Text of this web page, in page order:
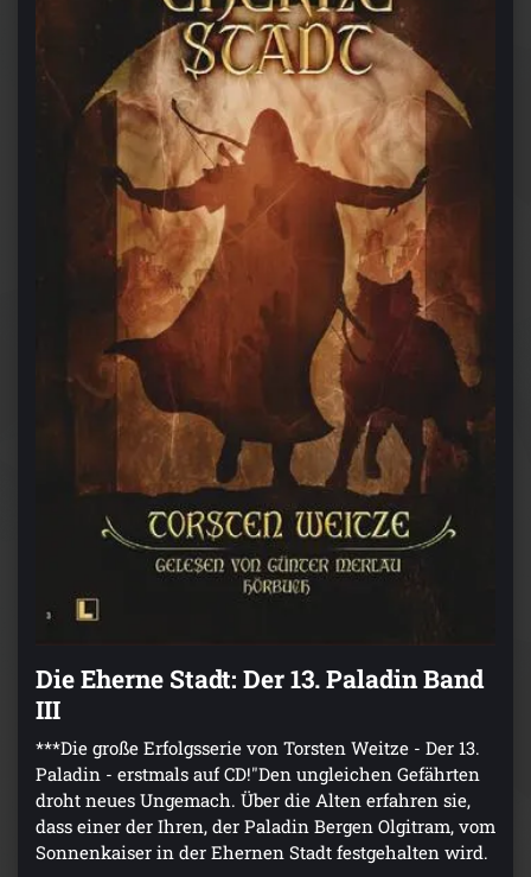
Die Eherne Stadt: Der 13. Paladin Band
III
***Die große Erfolgsserie von Torsten Weitze - Der 13.
Paladin - erstmals auf CD!"Den ungleichen Gefährten
droht neues Ungemach. Über die Alten erfahren sie,
dass einer der Ihren, der Paladin Bergen Olgitram, vom
Sonnenkaiser in der Ehernen Stadt festgehalten wird.